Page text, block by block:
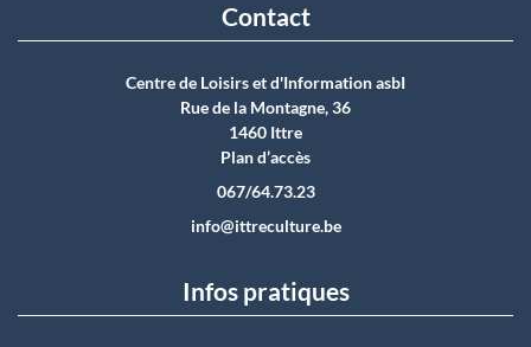
Contact
Centre de Loisirs et d'Information asbI
Rue de la Montagne, 36
1460 Ittre
Plan d’accès
067/64.73.23
info@ittreculture.be
Infos pratiques